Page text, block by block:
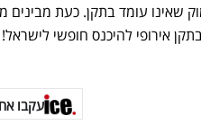
שאינו עומד בתקן. כעת מבינים
אירופי להיכנס חופשי
עקבו